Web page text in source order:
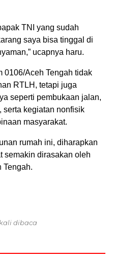
TNI yang sudah
saya bisa tinggal di
ucapnya haru.
0106/Aceh Tengah tidak
RTLH, tetapi juga
seperti pembukaan jalan,
serta kegiatan nonfisik
masyarakat.
rumah ini, diharapkan
semakin dirasakan oleh
Tengah.
dibaca